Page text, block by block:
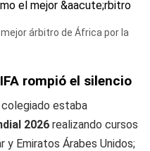
árbitro de África por la
rompió el silencio
estaba
2026 realizando cursos
y Emiratos Árabes Unidos;